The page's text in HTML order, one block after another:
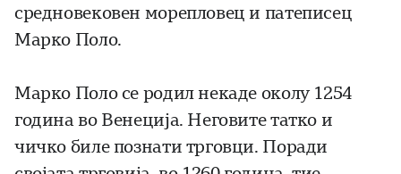
средновековен море­пловец и патеписец
Марко Поло.
Марко Поло се родил некаде околу 1254
година во Венеција. Неговите татко и
чичко биле познати трговци. Поради